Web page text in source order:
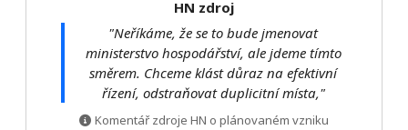
HN zdroj
"Neříkáme, že se to bude jmenovat
ministerstvo hospodářství, ale jdeme tímto
směrem. Chceme klást důraz na efektivní
řízení, odstraňovat duplicitní místa,"
Komentář zdroje HN o plánovaném vzniku